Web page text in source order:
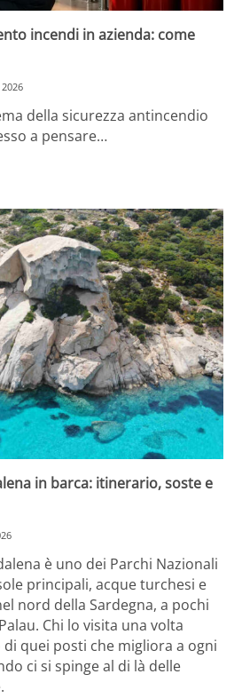
incendi in azienda: come
della sicurezza antincendio
a pensare…
in barca: itinerario, soste e
è uno dei Parchi Nazionali
principali, acque turchesi e
nord della Sardegna, a pochi
Chi lo visita una volta
quei posti che migliora a ogni
ci si spinge al di là delle